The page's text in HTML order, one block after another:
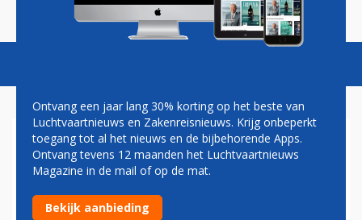
Magazine Podcasts Vacatures
FNV BEREIKT HISTORISCH
CAO-AKKOORD VOOR
GRONDPERSONEEL SCHIPHOL
Ontvang een jaar lang 30% korting op het beste van
Luchtvaartnieuws en Zakenreisnieuws. Krijg onbeperkt
toegang tot al het nieuws en de bijbehorende Apps.
Ontvang tevens 12 maanden het Luchtvaartnieuws
Magazine in de mail of op de mat.
Bekijk aanbieding